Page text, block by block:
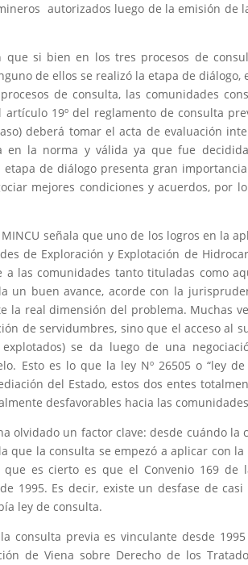
autorizados luego de la emisión de
que si bien en los tres procesos de
de ellos se realizó la etapa de diálogo,
de consulta, las comunidades
19º del reglamento de consulta
deberá tomar el acta de evaluación
en la norma y válida ya que fue
de diálogo presenta gran
mejores condiciones y acuerdos, por
señala que uno de los logros en la
de Exploración y Explotación de
a las comunidades tanto tituladas como
un buen avance, acorde con la
la real dimensión del problema. Muchas
de servidumbres, sino que el acceso al
se da luego de una
Esto es lo que la ley Nº 26505 o “ley de
del Estado, estos dos entes
desfavorables hacia las
olvidado un factor clave: desde cuándo
que la consulta se empezó a aplicar con
es cierto es que el Convenio 169 de
1995. Es decir, existe un desfase de
ley de consulta.
consulta previa es vinculante desde
de Viena sobre Derecho de los